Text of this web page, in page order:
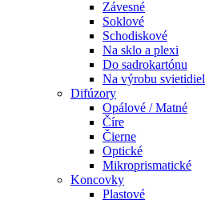
Závesné
Soklové
Schodiskové
Na sklo a plexi
Do sadrokartónu
Na výrobu svietidiel
Difúzory
Opálové / Matné
Číre
Čierne
Optické
Mikroprismatické
Koncovky
Plastové